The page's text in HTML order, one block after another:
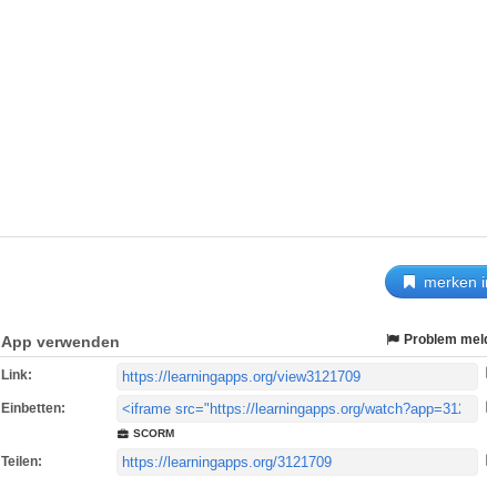
merken
App verwenden Problem
Link:
Einbetten:
SCORM
Teilen: